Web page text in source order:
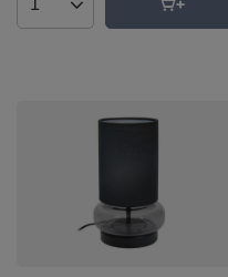
Ilość produktów